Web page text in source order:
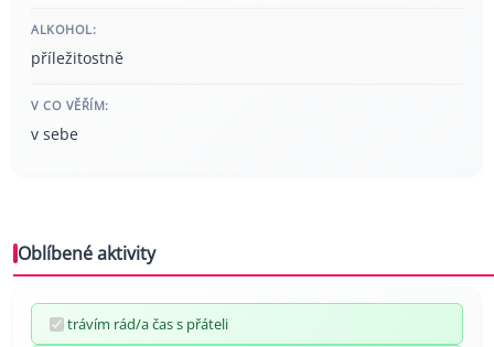
ALKOHOL:
příležitostně
V CO VĚŘÍM:
v sebe
Oblíbené aktivity
trávím rád/a čas s přáteli